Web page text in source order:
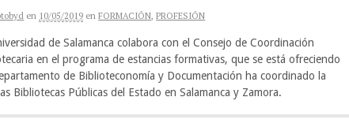
en 10/05/2019 en FORMACIÓN,PROFESIÓN
de Salamanca colabora con el Consejo de Coordinación
en el programa de estancias formativas, que se está ofreciendo
de Biblioteconomía y Documentación ha coordinado la
Bibliotecas Públicas del Estado en Salamanca y Zamora.